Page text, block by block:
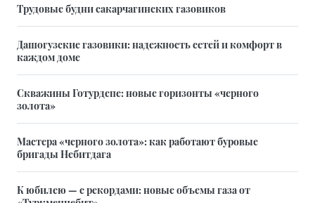
Трудовые будни сакарчагинских газовиков
Дашогузские газовики: надежность сетей и комфорт в
каждом доме
Скважины Готурдепе: новые горизонты «черного
золота»
Мастера «черного золота»: как работают буровые
бригады Небитдага
К юбилею — с рекордами: новые объемы газа от